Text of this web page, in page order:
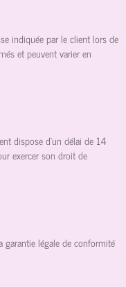
indiquée par le client lors de
et peuvent varier en
dispose d'un délai de 14
exercer son droit de
légale de conformité